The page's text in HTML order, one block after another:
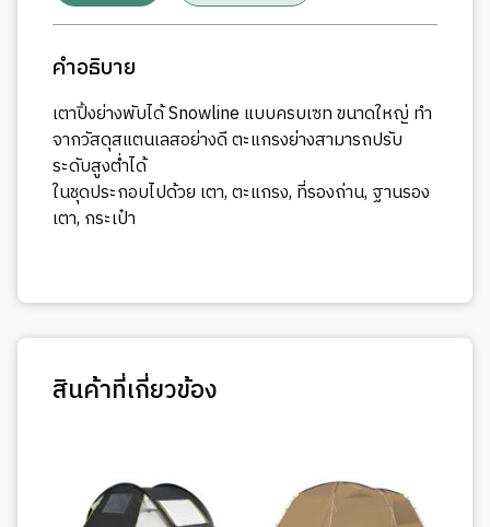
คำอธิบาย
เตาปิ้งย่างพับได้ Snowline แบบครบเซท ขนาดใหญ่ ทำ
จากวัสดุสแตนเลสอย่างดี ตะแกรงย่างสามารถปรับ
ระดับสูงต่ำได้
ในชุดประกอบไปด้วย เตา, ตะแกรง, ที่รองถ่าน, ฐานรอง
เตา, กระเป๋า
สินค้าที่เกี่ยวข้อง